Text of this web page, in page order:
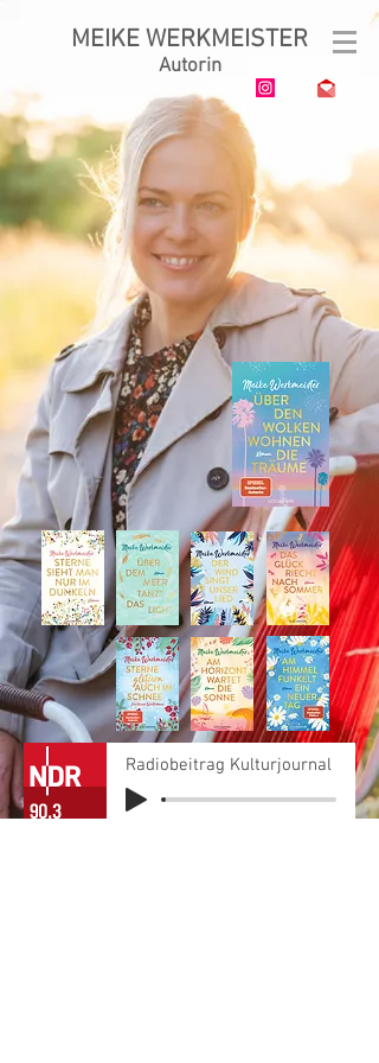
MEIKE WERKMEISTER
Autorin
Radiobeitrag Kulturjournal